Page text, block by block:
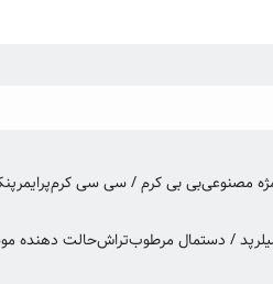
مصنوعیبی بی کرم / سی سی کرمپرایمر
پد / دستمال مرطوبتراشحالت دهنده مو